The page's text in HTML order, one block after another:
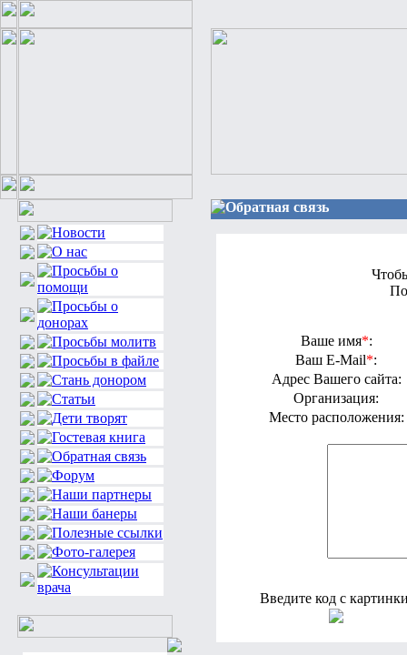
Обратная связь
Ваше имя*:
Ваш E-Mail*:
Адрес Вашего сайта:
Организация:
Место расположения:
Введите код с